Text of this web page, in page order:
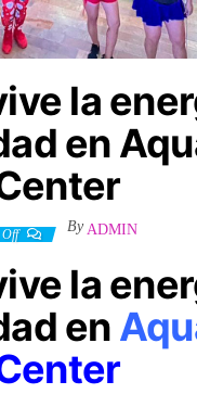
la
en
Off By ADMIN
la
en